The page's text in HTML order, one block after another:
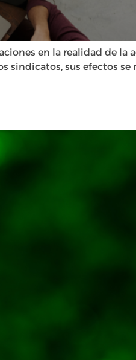
en la realidad de la
sindicatos, sus efectos se